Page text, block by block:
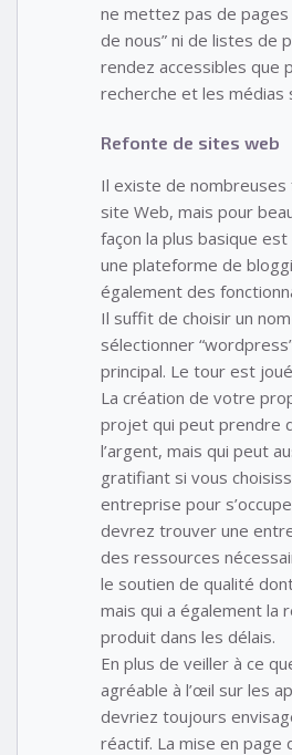
ne mettez pas de pages
de nous” ni de listes de
rendez accessibles que
recherche et les médias
Refonte de sites web
Il existe de nombreuses
site Web, mais pour
façon la plus basique
une plateforme de
également des
Il suffit de choisir un
sélectionner
principal. Le tour est
La création de votre
projet qui peut prendre
l’argent, mais qui peut
gratifiant si vous
entreprise pour
devrez trouver une
des ressources
le soutien de qualité
mais qui a également la
produit dans les délais.
En plus de veiller à ce
agréable à l’œil sur les
devriez toujours
réactif. La mise en